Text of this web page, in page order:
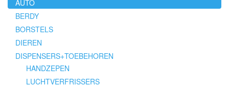
AUTO
BERDY
BORSTELS
DIEREN
DISPENSERS+TOEBEHOREN
HANDZEPEN
LUCHTVERFRISSERS